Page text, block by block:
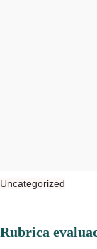
Uncategorized
Rubrica